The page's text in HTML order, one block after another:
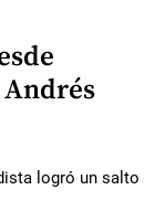
logró un salto